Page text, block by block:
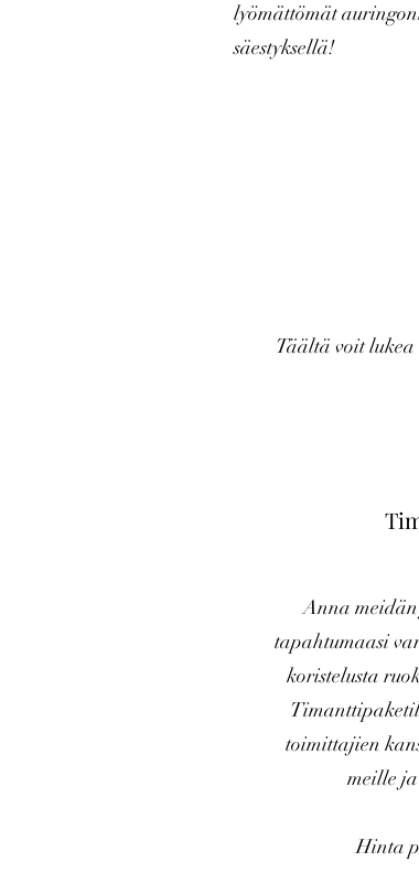
lyömättömät
säestyksellä!
Täältä voit
Anna
tapahtumaasi
koristelusta
toimittajien
meille
Hinta